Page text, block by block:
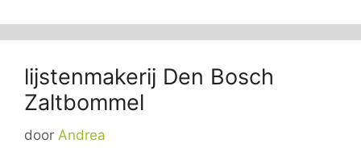
lijstenmakerij Den Bosch
Zaltbommel
door Andrea